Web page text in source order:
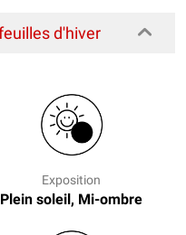
d'hiver
Exposition
Plein soleil, Mi-ombre